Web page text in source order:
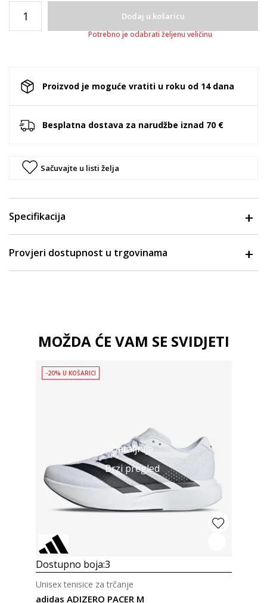
Dodaj u košaricu
Potrebno je odabrati željenu veličinu
Proizvod je moguće vratiti u roku od 14 dana
Besplatna dostava za narudžbe iznad 70 €
Sačuvajte u listi želja
Specifikacija
Provjeri dostupnost u trgovinama
MOŽDA ĆE VAM SE SVIDJETI
Detaljnije
Brzi pregled
-20% U KOŠARICI
Dostupno boja:3
adidas ADIZERO PACER M
Unisex tenisice za trčanje